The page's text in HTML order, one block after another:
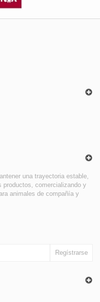
una trayectoria estable,
productos, comercializando y
animales de compañía y